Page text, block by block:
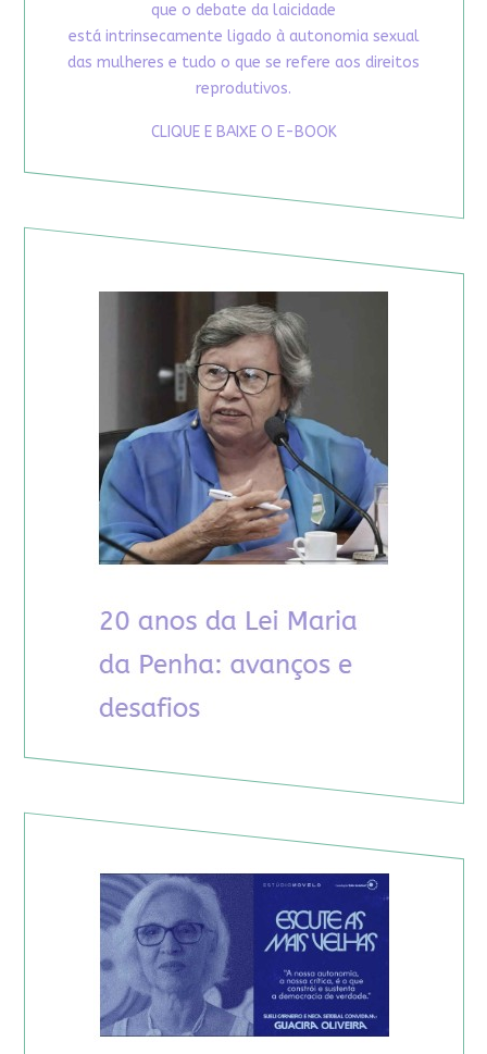
que o debate da laicidade
está intrinsecamente ligado à autonomia sexual
das mulheres e tudo o que se refere aos direitos
reprodutivos.
CLIQUE E BAIXE O E-BOOK